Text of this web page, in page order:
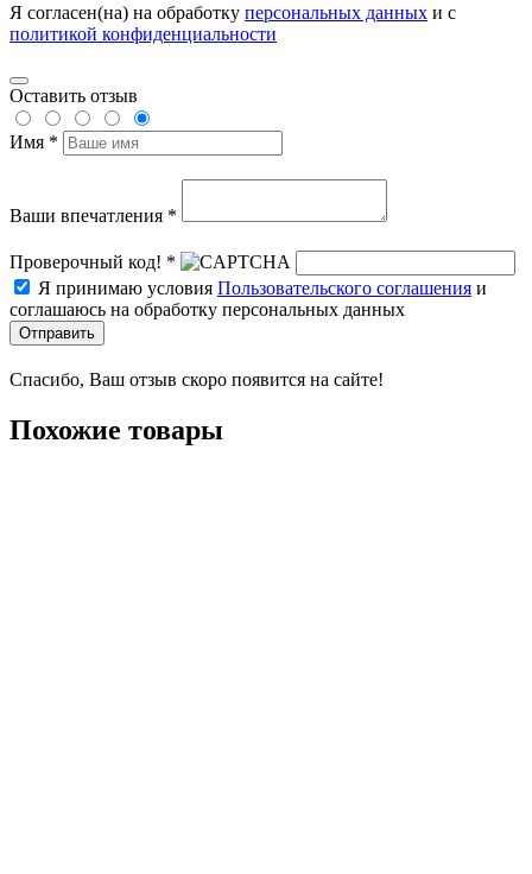
Я согласен(на) на обработку персональных данных и с
политикой конфиденциальности
Оставить отзыв
Имя *
Ваши впечатления *
Проверочный код! *
Я принимаю условия Пользовательского соглашения и
соглашаюсь на обработку персональных данных
Отправить
Спасибо, Ваш отзыв скоро появится на сайте!
Похожие товары